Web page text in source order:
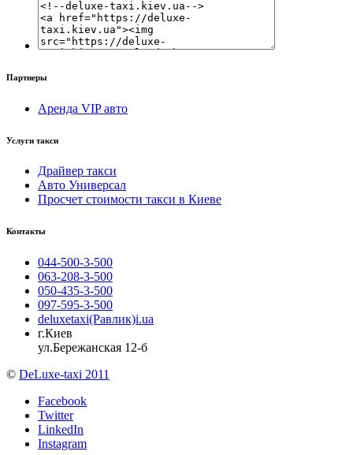
Партнеры
Аренда VIP авто
Услуги такси
Драйвер такси
Авто Универсал
Просчет стоимости такси в Киеве
Контакты
044-500-3-500
063-208-3-500
050-435-3-500
097-595-3-500
deluxetaxi(Равлик)i.ua
г.Киев
ул.Бережанская 12-б
© DeLuxe-taxi 2011
Facebook
Twitter
LinkedIn
Instagram